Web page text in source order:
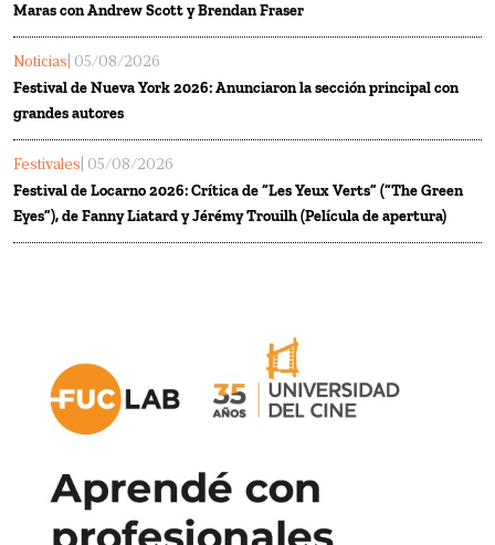
Maras con Andrew Scott y Brendan Fraser
Noticias | 05/08/2026
Festival de Nueva York 2026: Anunciaron la sección principal con
grandes autores
Festivales | 05/08/2026
Festival de Locarno 2026: Crítica de “Les Yeux Verts” (“The Green
Eyes”), de Fanny Liatard y Jérémy Trouilh (Película de apertura)